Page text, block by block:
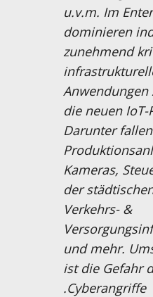
u.v.m. Im
dominieren
zunehmend
Anwendungen
die neuen IoT-
Darunter
Kameras,
der
Verkehrs- &
und mehr.
ist die Gefahr
Cyberangriffe.